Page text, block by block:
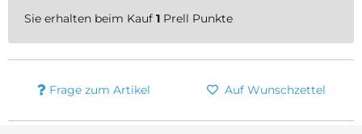
Sie erhalten beim Kauf 1 Prell Punkte
Frage zum Artikel Auf Wunschzettel